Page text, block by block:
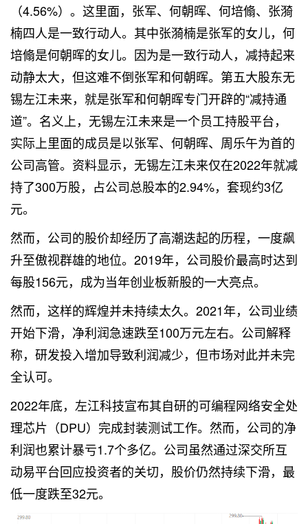
（4.56%）。这里面，张军、何朝晖、何培翛、张漪
楠四人是一致行动人。其中张漪楠是张军的女儿，何
培翛是何朝晖的女儿。因为是一致行动人，减持起来
动静太大，但这难不倒张军和何朝晖。第五大股东无
锡左江未来，就是张军和何朝晖专门开辟的“减持通
道”。名义上，无锡左江未来是一个员工持股平台，
实际上里面的成员是以张军、何朝晖、周乐午为首的
公司高管。资料显示，无锡左江未来仅在2022年就减
持了300万股，占公司总股本的2.94%，套现约3亿
元。
然而，公司的股价却经历了高潮迭起的历程，一度飙
升至傲视群雄的地位。2019年，公司股价最高时达到
每股156元，成为当年创业板新股的一大亮点。
然而，这样的辉煌并未持续太久。2021年，公司业绩
开始下滑，净利润急速跌至100万元左右。公司解释
称，研发投入增加导致利润减少，但市场对此并未完
全认可。
2022年底，左江科技宣布其自研的可编程网络安全处
理芯片（DPU）完成封装测试工作。然而，公司的净
利润也累计暴亏1.7个多亿。公司虽然通过深交所互
动易平台回应投资者的关切，股价仍然持续下滑，最
低一度跌至32元。